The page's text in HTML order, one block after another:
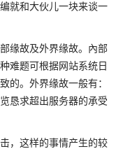
就和大伙儿一块来谈一
缘故及外界缘故。內部
难题可根据网站系统日
的。外界缘故一般有：
恳求超出服务器的承受
，这样的事情产生的较